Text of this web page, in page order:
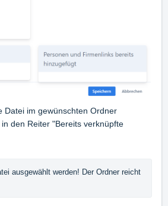
Datei im gewünschten Ordner
den Reiter "Bereits verknüpfte
ausgewählt werden! Der Ordner reicht